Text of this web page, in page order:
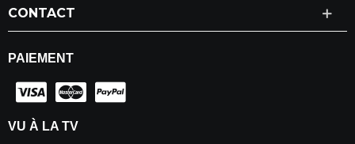
CONTACT
PAIEMENT
VU À LA TV